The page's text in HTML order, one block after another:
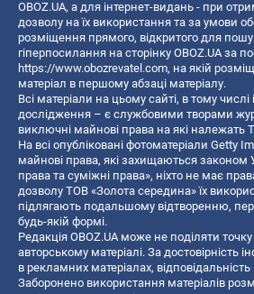
OBOZ.UA, а для інтернет-видань - при
дозволу на їх використання та за умови
розміщення прямого, відкритого для
гіперпосилання на сторінку OBOZ.UA за
https://www.obozrevatel.com, на якій
матеріал в першому абзаці матеріалу.
Всі матеріали на цьому сайті, в тому числі
дослідження – є службовими творами
виключні майнові права на які належать
На всі опубліковані фотоматеріали Getty
майнові права, які захищаються законом
права та суміжні права», ніхто не має
дозволу ТОВ «Золота середина» їх
підлягають подальшому відтворенню,
будь-якій формі.
Редакція OBOZ.UA може не поділяти
авторському матеріалі. За достовірність
в рекламних матеріалах,
Заборонено використання матеріалів